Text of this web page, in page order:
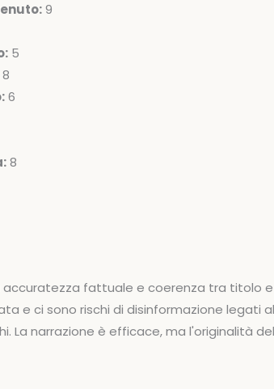
9
5
8
6
8
accuratezza fattuale e coerenza tra titolo
e ci sono rischi di disinformazione legati
La narrazione è efficace, ma l'originalità